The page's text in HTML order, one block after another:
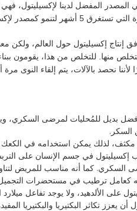
المصدر المفضل لدينا لإكسيليتول،
من استخدام الأشجار التي تستغرق 20 عامًا لتنمو كمصدر لإكسيليتول.
إنتاج إكسيليتول حول العالم، ولكن
منها. للتخلص من هذا، يقومون
لأننا نحصد بالآلات، يتم إلقاء النوى
أفضل بديل للمُحليات لمرضى السكري،
السكر.
إكسيليتول في جسم الإنسان على
كما أنه مناسب للمريض
أن يعزز تكاثر البكتيريا